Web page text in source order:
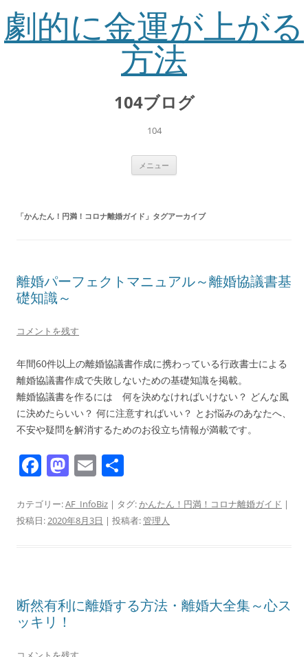
劇的に金運が上がる
方法
104ブログ
104
メニュー
「かんたん！円満！コロナ離婚ガイド 」タグアーカイブ
離婚パーフェクトマニュアル～離婚協議書基
礎知識～
コメントを残す
年間60件以上の離婚協議書作成に携わっている行政書士による
離婚協議書作成で失敗しないための基礎知識を掲載。
離婚協議書を作るには 何を決めなければいけない？ どんな風
に決めたらいい？ 何に注意すればいい？ とお悩みのあなたへ、
不安や疑問を解消するためのお役立ち情報が満載です。
F
c
e
o
k
M
st
o
n
E
ai
l
カテゴリー:AF_InfoBiz | タグ:かんたん！円満！コロナ離婚ガイド |
投稿日:2020年8月3日 | 投稿者:管理人
断然有利に離婚する方法・離婚大全集～心ス
ッキリ！